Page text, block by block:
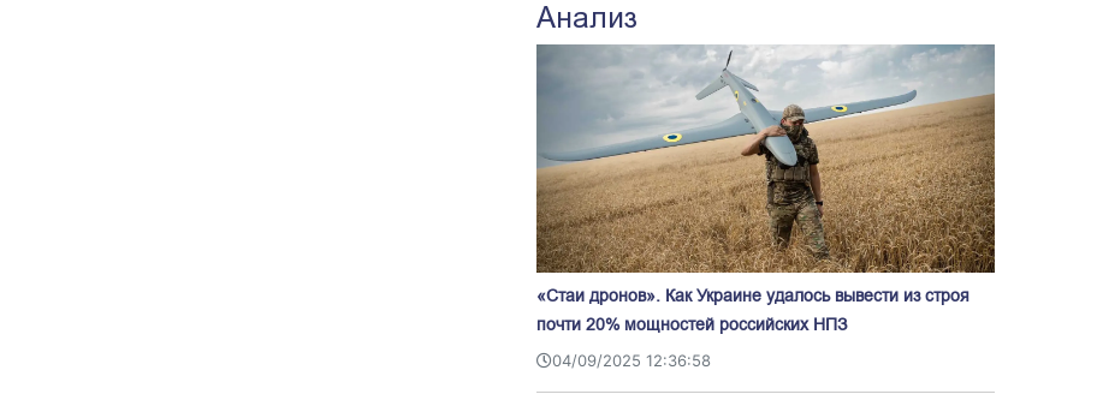
Анализ
«Стаи дронов». Как Украине удалось вывести из строя
почти 20% мощностей российских НПЗ
04/09/2025 12:36:58